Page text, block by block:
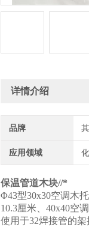
详情介绍
品牌
应用领域
保温管道木块//*
Φ43型30x30空调木
10.3厘米、40x40空
使用于32焊接管的